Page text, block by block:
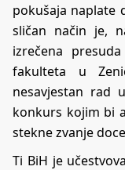
pokušaja naplate
sličan način je,
izrečena
fakulteta u
nesavjestan rad
konkurs kojim bi
stekne zvanje
Ti BiH je